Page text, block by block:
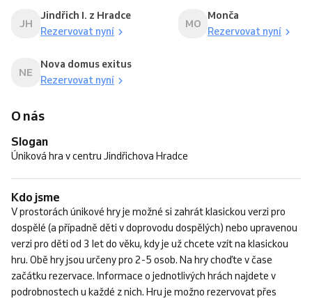
JH
Jindřich I. z Hradce
Rezervovat nyní
MO
Monča
Rezervovat nyní
NE
Nova domus exitus
Rezervovat nyní
O nás
Slogan
Úniková hra v centru Jindřichova Hradce
Kdo jsme
V prostorách únikové hry je možné si zahrát klasickou verzi pro
dospělé (a případně děti v doprovodu dospělých) nebo upravenou
verzi pro děti od 3 let do věku, kdy je už chcete vzít na klasickou
hru. Obě hry jsou určeny pro 2-5 osob. Na hry choďte v čase
začátku rezervace. Informace o jednotlivých hrách najdete v
podrobnostech u každé z nich. Hru je možno rezervovat přes